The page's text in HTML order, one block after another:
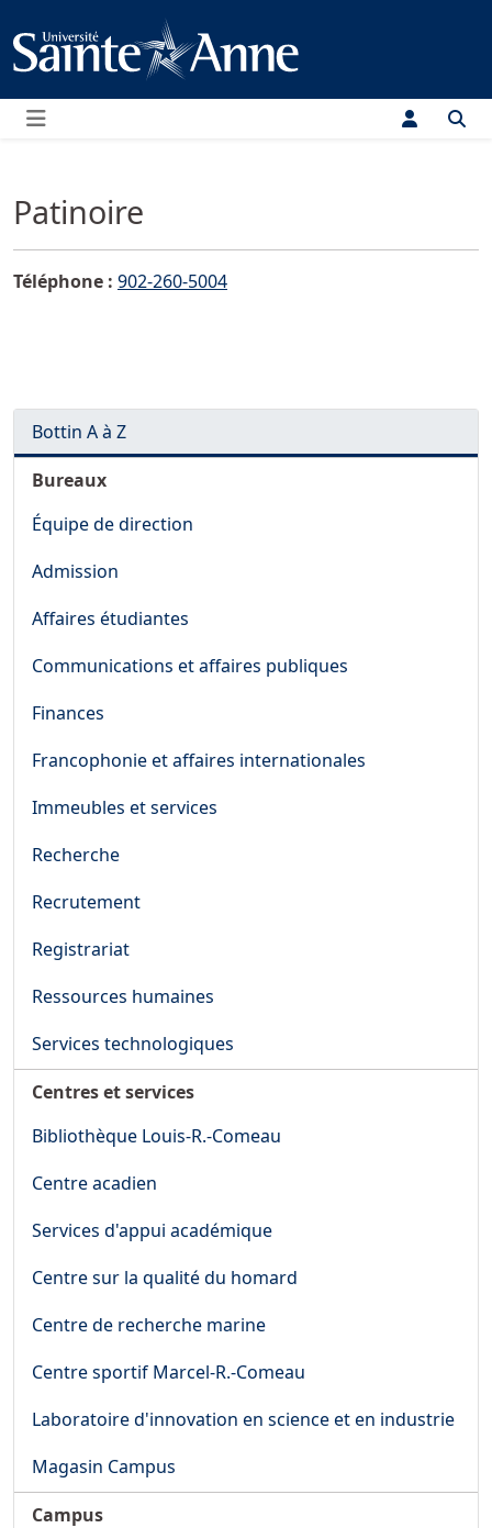
Menu
Patinoire
Téléphone : 902-260-5004
Bottin A à Z
Bureaux
Équipe de direction
Admission
Affaires étudiantes
Communications et affaires publiques
Finances
Francophonie et affaires internationales
Immeubles et services
Recherche
Recrutement
Registrariat
Ressources humaines
Services technologiques
Centres et services
Bibliothèque Louis-R.-Comeau
Centre acadien
Services d'appui académique
Centre sur la qualité du homard
Centre de recherche marine
Centre sportif Marcel-R.-Comeau
Laboratoire d'innovation en science et en industrie
Magasin Campus
Campus